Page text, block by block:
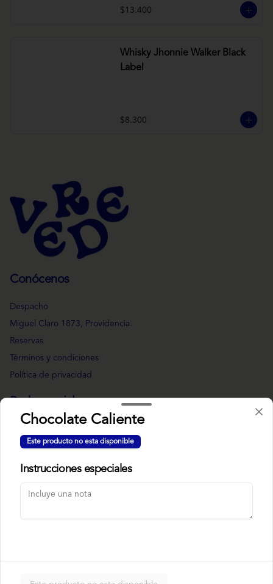
$13.400
Whisky Jhonnie Walker Black
Label
$8.300
Conócenos
Despacho
Miguel Claro 1873, Providencia.
Reservas
Términos y condiciones
Política de privacidad
Redes sociales
Facebook
Iniciar sesión
Chocolate Caliente
Este producto no esta disponible
Instrucciones especiales